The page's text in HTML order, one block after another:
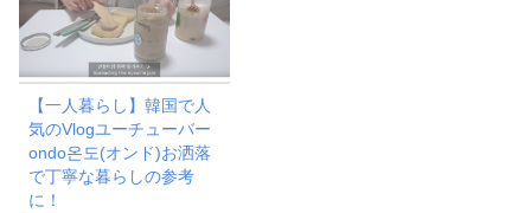
【一人暮らし】韓国で人
気のVlogユーチューバー
ondo온도(オンド)お洒落
で丁寧な暮らしの参考
に！